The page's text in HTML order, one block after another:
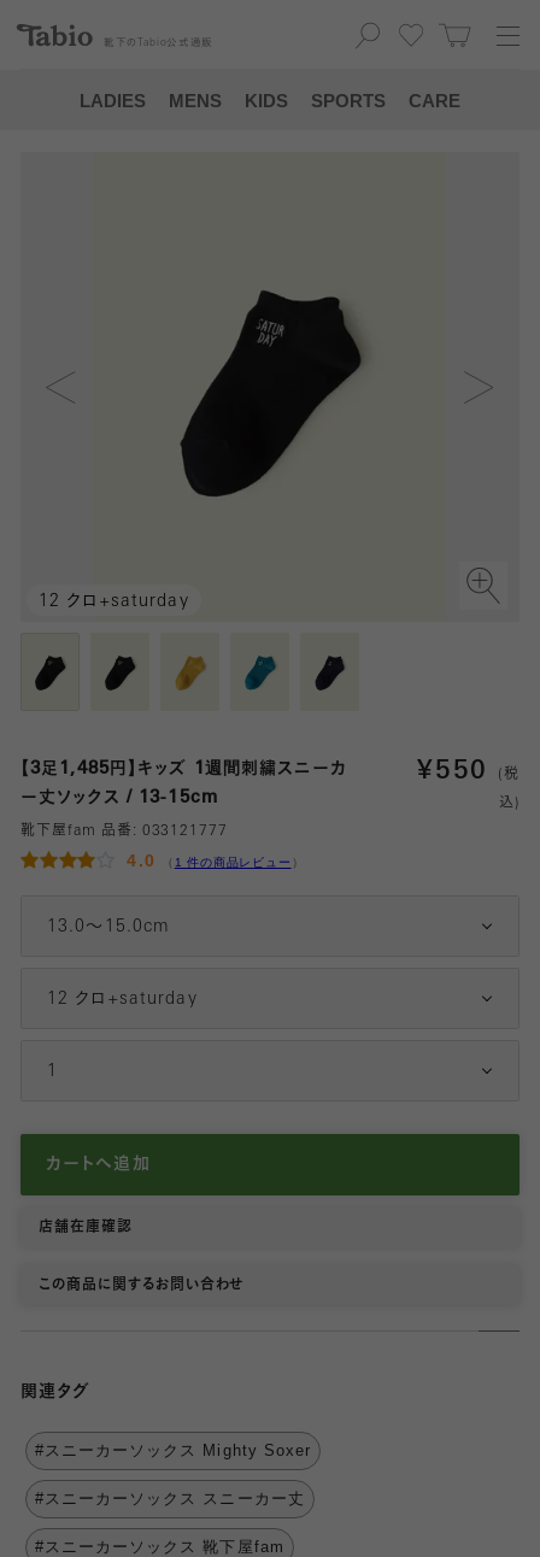
靴下の Tabio 公式通販
LADIES MENS KIDS SPORTS CARE
12 クロ+saturday
【3足1,485円】キッズ 1週間刺繍スニーカ
ー丈ソックス / 13-15cm
靴下屋fam 品番: 033121777
4.0 （ 1 件の商品レビュー ）
¥550
(税
込)
13.0～15.0cm
12 クロ+saturday
カートへ追加
店舗在庫確認
この商品に関するお問い合わせ
関連タグ
#スニーカーソックス Mighty Soxer
#スニーカーソックス スニーカー丈
#スニーカーソックス 靴下屋fam